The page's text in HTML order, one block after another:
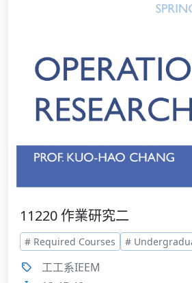
11220 作業研究二
# Required Courses #
工工系IEEM